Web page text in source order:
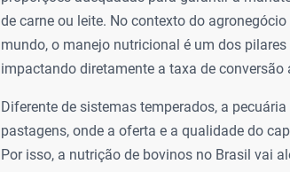
de carne ou leite. No contexto do
mundo, o manejo nutricional é um dos
impactando diretamente a taxa de
Diferente de sistemas temperados, a
pastagens, onde a oferta e a qualidade do
Por isso, a nutrição de bovinos no Brasil vai